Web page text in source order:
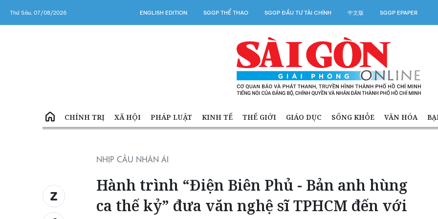
Thứ Sáu, 07/08/2026 ENGLISH EDITION SGGP THỂ THAO SGGP ĐẦU TƯ TÀI CHÍNH 中文版 SGGP EPAPER
CHÍNH TRỊ XÃ HỘI PHÁP LUẬT KINH TẾ THẾ GIỚI GIÁO DỤC SỐNG KHỎE VĂN HÓA
NHỊP CẦU NHÂN ÁI
Hành trình “Điện Biên Phủ - Bản anh hùng
ca thế kỷ” đưa văn nghệ sĩ TPHCM đến với